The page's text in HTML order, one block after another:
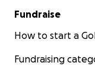
Fundraise
How to start a
Fundraising